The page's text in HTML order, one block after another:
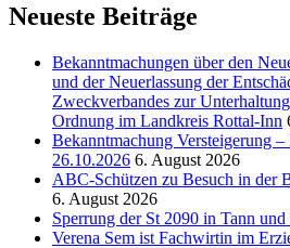
Neueste Beiträge
Bekanntmachungen über den
und der Neuerlassung der
Zweckverbandes zur
Ordnung im Landkreis Rottal-Inn
Bekanntmachung Versteigerung
26.10.2026 6. August 2026
ABC-Schützen zu Besuch in der
6. August 2026
Sperrung der St 2090 in Tann
Verena Sem ist Fachwirtin im